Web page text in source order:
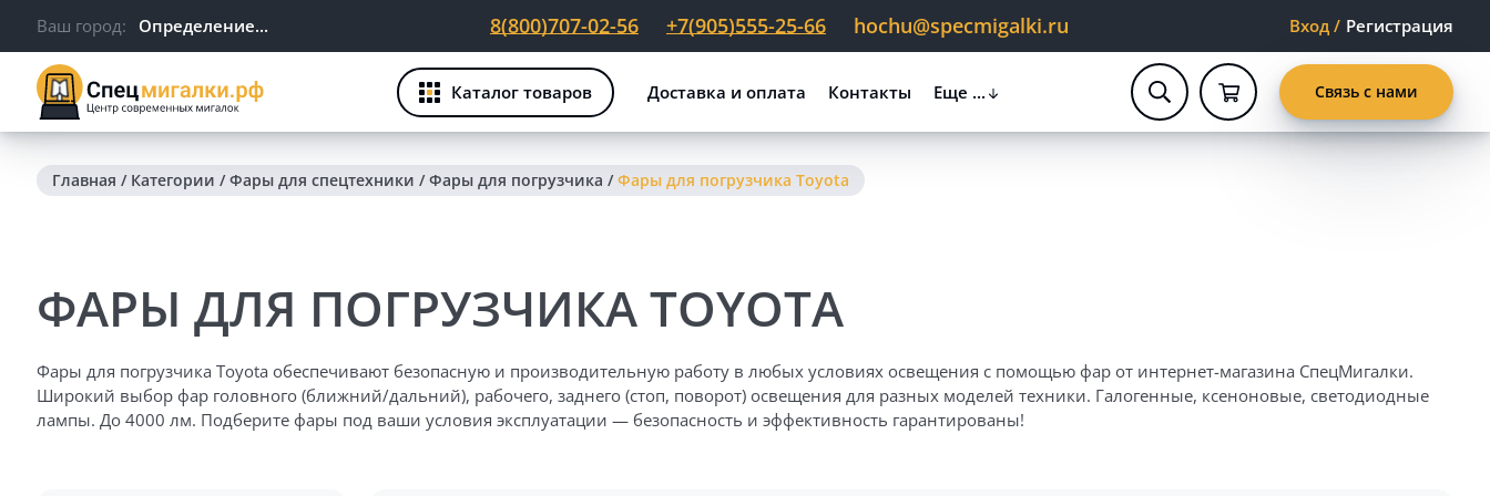
Ваш город: Определение... 8(800)707-02-56 +7(905)555-25-66 hochu@specmigalki.ru Вход / Регистрация
Каталог товаров Доставка и оплата Контакты Еще ... Связь с нами
Главная / Категории /Фары для спецтехники /Фары для погрузчика /Фары для погрузчика Toyota
ФАРЫ ДЛЯ ПОГРУЗЧИКА TOYOTA
Фары для погрузчика Toyota обеспечивают безопасную и производительную работу в любых условиях освещения с помощью фар от интернет-магазина СпецМигалки.
Широкий выбор фар головного (ближний/дальний), рабочего, заднего (стоп, поворот) освещения для разных моделей техники. Галогенные, ксеноновые, светодиодные
лампы. До 4000 лм. Подберите фары под ваши условия эксплуатации — безопасность и эффективность гарантированы!